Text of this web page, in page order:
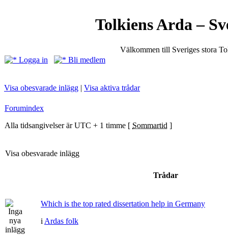
Tolkiens Arda –
Välkommen till Sveriges stora
Logga in
Bli medlem
Visa obesvarade inlägg | Visa aktiva trådar
Forumindex
Alla tidsangivelser är UTC + 1 timme [ Sommartid ]
Visa obesvarade inlägg
Trådar
Which is the top rated dissertation help in Germany
i Ardas folk